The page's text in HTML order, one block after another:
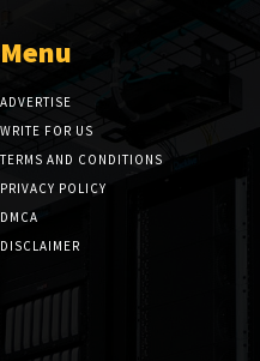
Menu
ADVERTISE
WRITE FOR US
TERMS AND CONDITIONS
PRIVACY POLICY
DMCA
DISCLAIMER